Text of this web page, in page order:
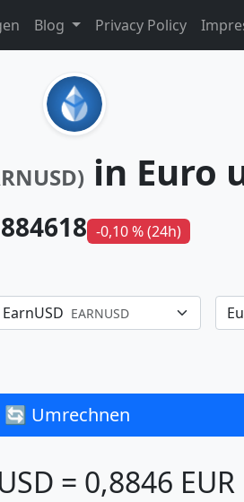
Blog Privacy Policy
in Euro
-0,10 % (24h)
EARNUSD
🔄 Umrechnen
= 0,8846 EUR